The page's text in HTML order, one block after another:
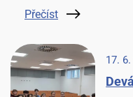
chvilky četbou
Přečíst
17.